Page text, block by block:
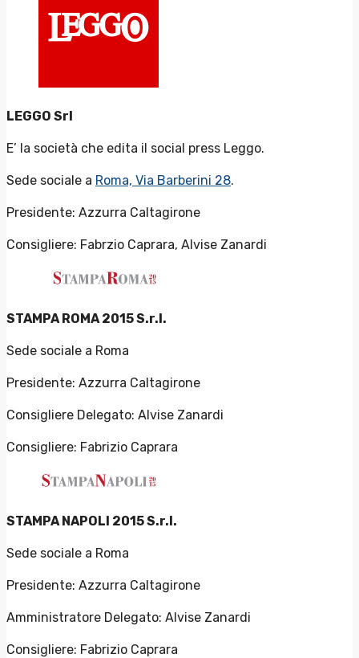
LEGGO Srl
E’ la società che edita il social press Leggo.
Sede sociale a Roma, Via Barberini 28.
Presidente: Azzurra Caltagirone
Consigliere: Fabrzio Caprara, Alvise Zanardi
STAMPA ROMA 2015 S.r.l.
Sede sociale a Roma
Presidente: Azzurra Caltagirone
Consigliere Delegato: Alvise Zanardi
Consigliere: Fabrizio Caprara
STAMPA NAPOLI 2015 S.r.l.
Sede sociale a Roma
Presidente: Azzurra Caltagirone
Amministratore Delegato: Alvise Zanardi
Consigliere: Fabrizio Caprara